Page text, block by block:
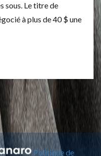
sous. Le titre de
à plus de 40 $ une
Politique de